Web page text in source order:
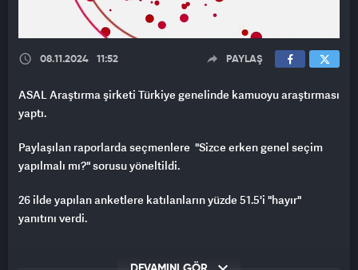
08.11.2024 11:52 PAYLAŞ
ASAL Araştırma şirketi Türkiye genelinde kamuoyu araştırması
yaptı.
Paylaşılan raporlarda seçmenlere "Sizce erken genel seçim
yapılmalı mı?" sorusu yöneltildi.
26 ilde yapılan anketlere katılanların yüzde 51.5'i "hayır"
yanıtını verdi.